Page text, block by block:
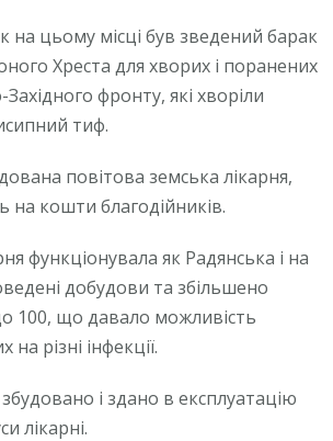
на цьому місці був зведений барак
Хреста для хворих і поранених
фронту, які хворіли
тиф.
повітова земська лікарня,
на кошти благодійників.
функціонувала як Радянська і на
добудови та збільшено
100, що давало можливість
різні інфекції.
і здано в експлуатацію
лікарні.